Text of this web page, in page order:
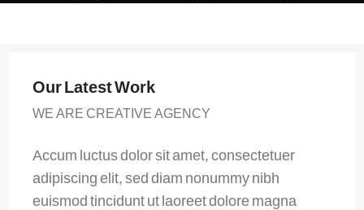
Our Latest Work
WE ARE CREATIVE AGENCY
Accum luctus dolor sit amet, consectetuer
adipiscing elit, sed diam nonummy nibh
euismod tincidunt ut laoreet dolore magna